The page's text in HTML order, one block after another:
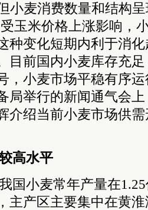
小麦消费数量和结构
玉米价格上涨影响，
种变化短期内利于消
目前国内小麦库存充
，小麦市场平稳有序
局举行的新闻通气会
介绍当前小麦市场供
高水平
国小麦常年产量在
主产区主要集中在黄